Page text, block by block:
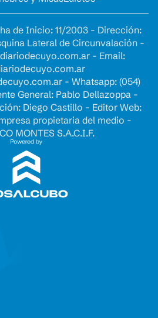
de Inicio: 11/2003 - Dirección:
Lateral de Circunvalación -
- Email:
- Whatsapp: (054)
General: Pablo Dellazoppa -
Diego Castillo - Editor Web:
propietaria del medio -
MONTES S.A.C.I.F.